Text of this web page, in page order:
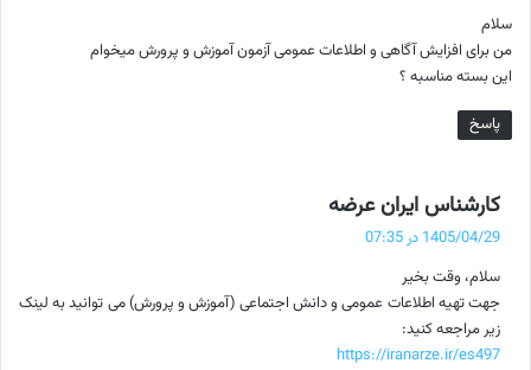
سلام
من برای افزایش آگاهی و اطلاعات عمومی آزمون آموزش و پرورش میخوام
این بسته مناسبه ؟
پاسخ
کارشناس ایران عرضه
1405/04/29 در 07:35
سلام، وقت بخیر
جهت تهیه اطلاعات عمومی و دانش اجتماعی (آموزش و پرورش) می توانید به لینک
زیر مراجعه کنید:
https://iranarze.ir/es497